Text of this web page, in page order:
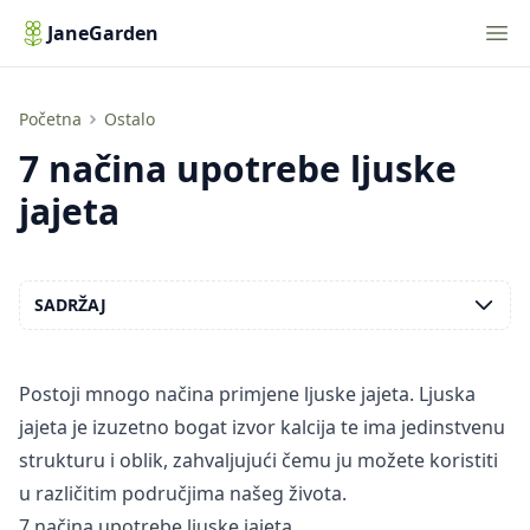
JaneGarden
Početna Ostalo
7 načina upotrebe ljuske jajeta
7 načina upotrebe ljuske
jajeta
Postoji mnogo načina primjene ljuske jajeta. Ljuska
jajeta je izuzetno bogat izvor kalcija te ima jedinstvenu
strukturu i oblik, zahvaljujući čemu ju možete koristiti
u različitim područjima našeg života.
SADRŽAJ